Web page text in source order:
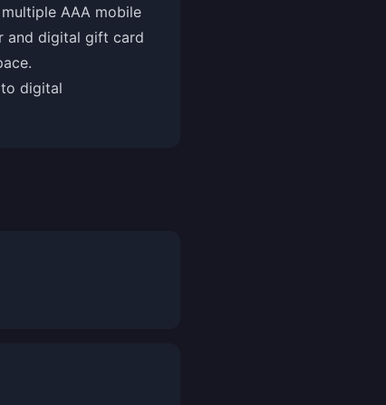
AAA mobile
and digital gift card
digital